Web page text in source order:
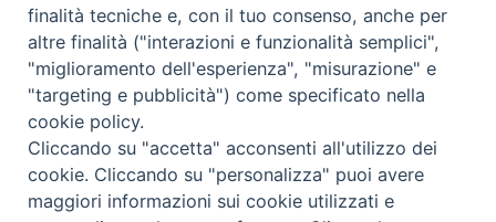
Contatti
Sede Curia
70014 CONVERSANO (BA) – Via San Benedetto, 1
E-mail: curia@conversano.chiesacattolica.it
finalità tecniche e, con il tuo consenso, anche per
altre finalità ("interazioni e funzionalità semplici",
"miglioramento dell'esperienza", "misurazione" e
"targeting e pubblicità") come specificato nella
cookie policy.
Cliccando su "accetta" acconsenti all'utilizzo dei
cookie. Cliccando su "personalizza" puoi avere
maggiori informazioni sui cookie utilizzati e